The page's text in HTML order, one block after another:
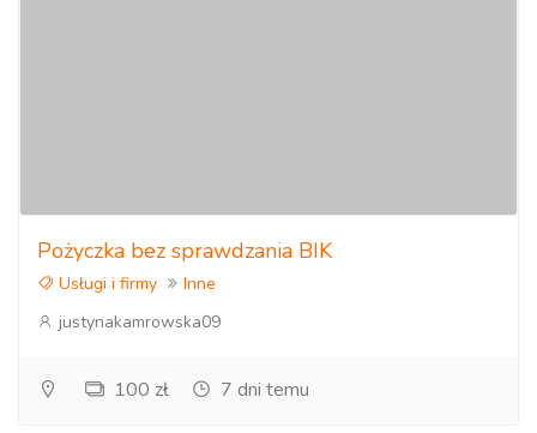
Pożyczka bez sprawdzania BIK
Usługi i firmy
Inne
justynakamrowska09
100 zł 7 dni temu